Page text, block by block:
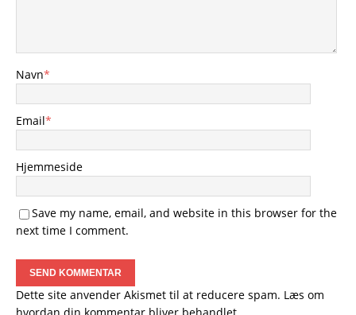
Navn*
Email*
Hjemmeside
Save my name, email, and website in this browser for the
next time I comment.
Dette site anvender Akismet til at reducere spam. Læs om